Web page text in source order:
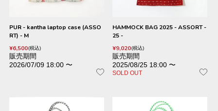
PUR - kantha laptop case (ASSO
RT) - M
¥6,500 税込
販売期間
2026/07/09 18:00 〜
HAMMOCK BAG 2025 - ASSORT -
25 -
¥9,020 税込
販売期間
2025/08/25 18:00 〜
SOLD OUT